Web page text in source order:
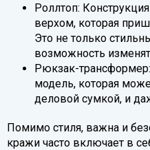
Роллтоп:
верхом, которая
Это не только
возможность
Рюкзак-
модель, которая
деловой сумкой, и
Помимо стиля, важна и
кражи часто включает в